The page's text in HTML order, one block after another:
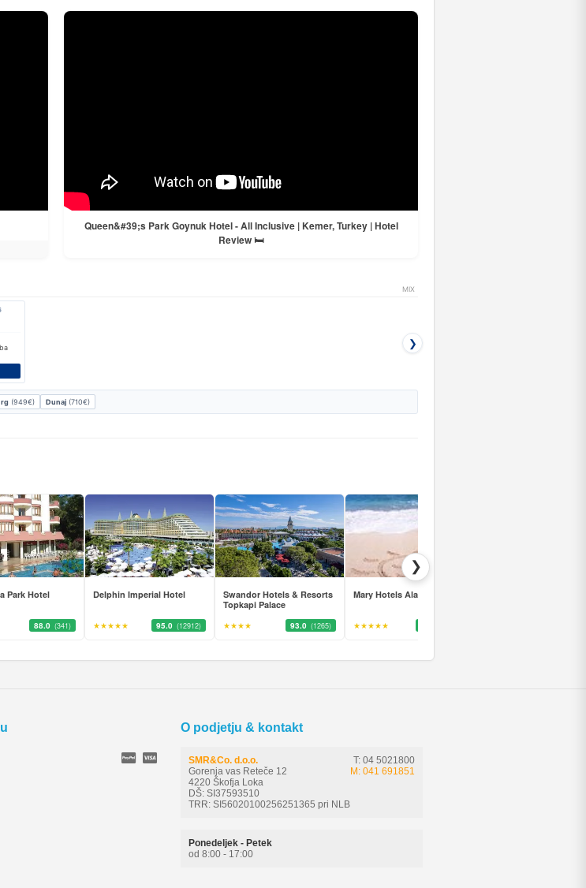
Queen&#39;s Park Goynuk Hotel - All Inclusive | Kemer, Turkey | Hotel
Review 🛏️
MIX
❯
(949€) Dunaj (710€)
Park Hotel
88.0 (341)
Delphin Imperial Hotel
★★★★★ 95.0 (12912)
Swandor Hotels & Resorts
Topkapi Palace
★★★★ 93.0 (1265)
Mary Hotels Alanya
★★★★★
❯
O podjetju & kontakt
SMR&Co. d.o.o.
Gorenja vas Reteče 12
4220 Škofja Loka
DŠ: SI37593510
TRR: SI56020100256251365 pri NLB
T: 04 5021800
M: 041 691851
Ponedeljek - Petek
od 8:00 - 17:00